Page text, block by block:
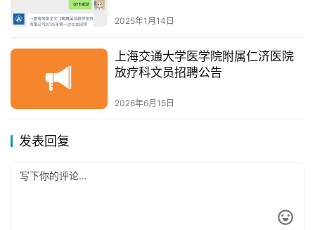
2025年1月14日
上海交通大学医学院附属仁济医院
放疗科文员招聘公告
2026年6月15日
发表回复